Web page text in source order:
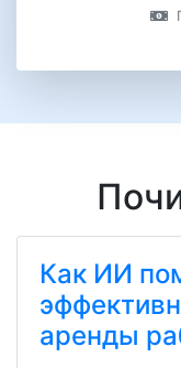
Как ИИ
аренды